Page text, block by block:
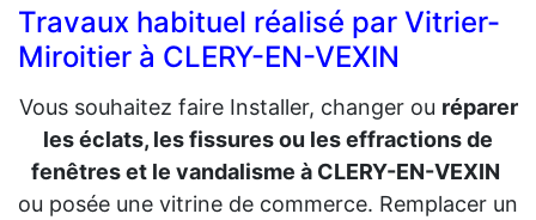
Travaux habituel réalisé par Vitrier-
Miroitier à CLERY-EN-VEXIN
Vous souhaitez faire Installer, changer ou réparer
les éclats, les fissures ou les effractions de
fenêtres et le vandalisme à CLERY-EN-VEXIN
ou posée une vitrine de commerce. Remplacer un